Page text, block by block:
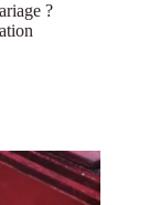
?